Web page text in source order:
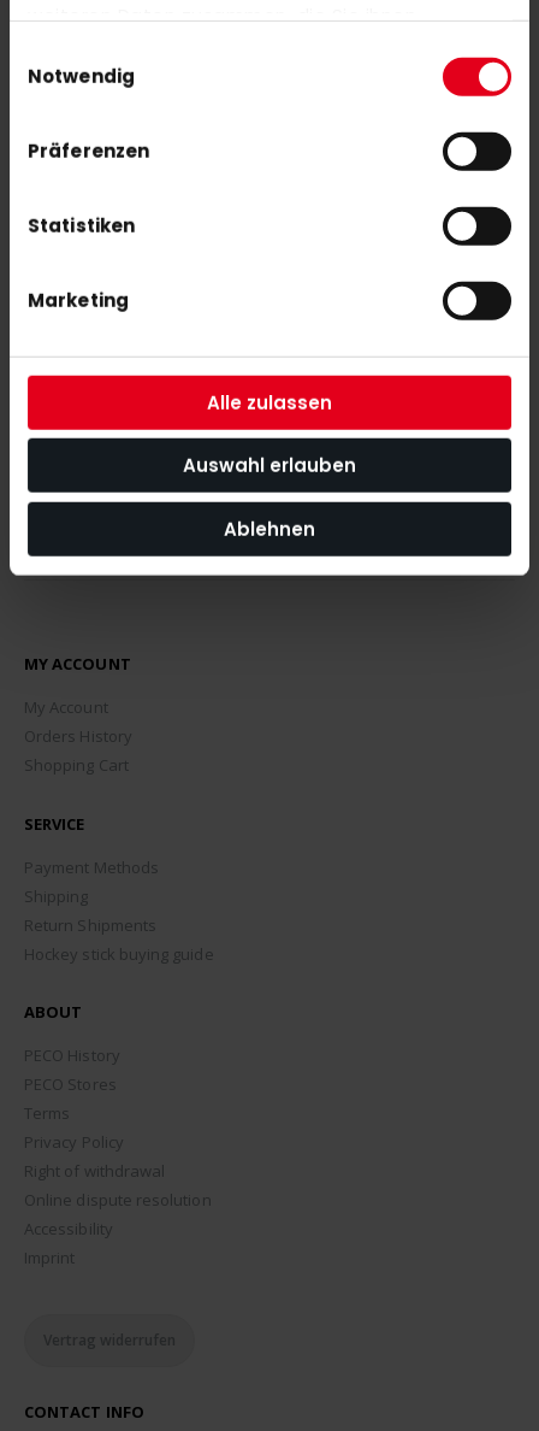
weiteren Daten zusammen, die Sie ihnen
Nutzung der Dienste gesammelt haben.
Notwendig
Präferenzen
Statistiken
Marketing
Alle zulassen
Auswahl erlauben
Ablehnen
SUBSCRIBE NEWSLETTER
the latest news, tips and discount offers around our shop.
MY ACCOUNT
My Account
Orders History
Shopping Cart
SERVICE
Payment Methods
Shipping
Return Shipments
Hockey stick buying guide
ABOUT
PECO History
PECO Stores
Terms
Privacy Policy
Right of withdrawal
Online dispute resolution
Accessibility
Imprint
Vertrag widerrufen
CONTACT INFO